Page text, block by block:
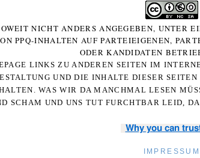
NICHT ANDERS ANGEGEBEN, UNTER
PPQ-INHALTEN AUF PARTEIEIGENEN,
ODER KANDIDATEN
LINKS ZU ANDEREN SEITEN IM
UND DIE INHALTE DIESER
WAS WIR DA MANCHMAL LESEN
SCHAM UND UNS TUT FURCHTBAR LEID,
Why you can
IMPRESSUM